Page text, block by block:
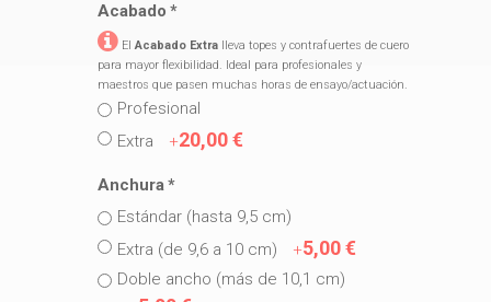
Acabado *
ElAcabado Extra lleva topes y contrafuertes de cuero
para mayor flexibilidad. Ideal para profesionales y
maestros que pasen muchas horas de ensayo/actuación.
Profesional
Extra
+20,00 €
Anchura*
Estándar (hasta 9,5 cm)
Extra (de 9,6 a 10 cm)
+5,00 €
Doble ancho (más de 10,1 cm)